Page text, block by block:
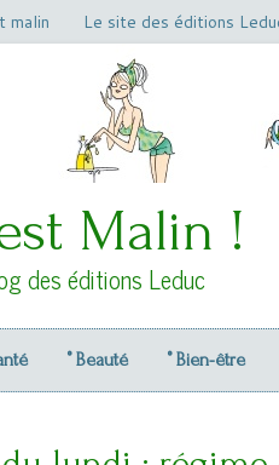
malin Le site des éditions
Malin !
des éditions Leduc
° Beauté ° Bien-être